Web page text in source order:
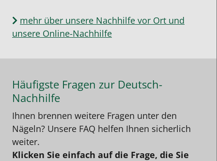
mehr über unsere Nachhilfe vor Ort und
unsere Online-Nachhilfe
Häufigste Fragen zur Deutsch-
Nachhilfe
Ihnen brennen weitere Fragen unter den
Nägeln? Unsere FAQ helfen Ihnen sicherlich
weiter.
Klicken Sie einfach auf die Frage, die Sie